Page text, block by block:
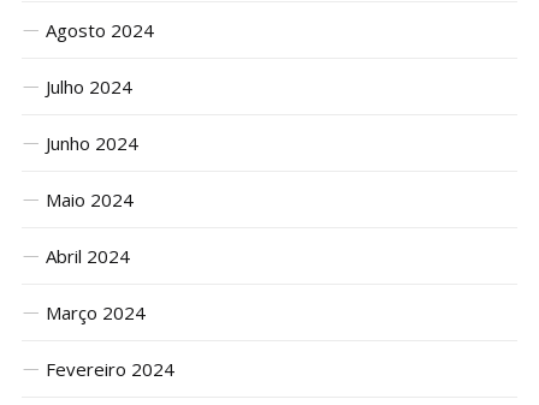
Agosto 2024
Julho 2024
Junho 2024
Maio 2024
Abril 2024
Março 2024
Fevereiro 2024